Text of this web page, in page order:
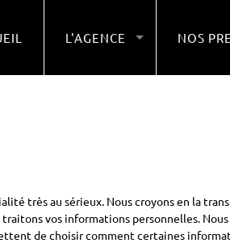
L'AGENCE NOS
très au sérieux. Nous croyons en la
vos informations personnelles.
de choisir comment certaines